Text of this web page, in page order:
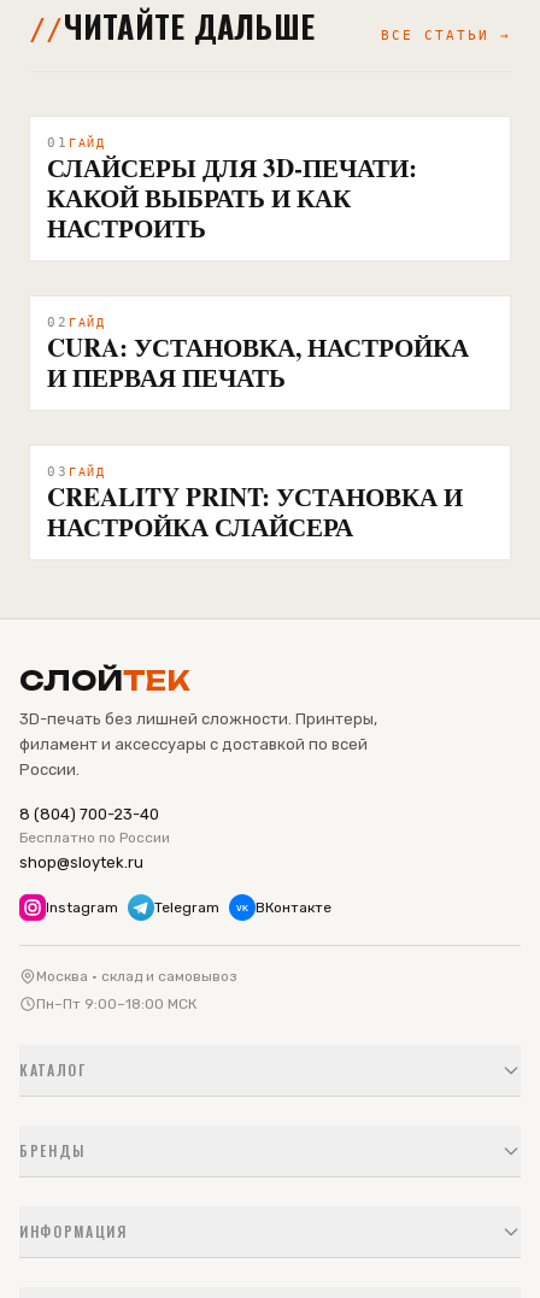
ЧИТАЙТЕ ДАЛЬШЕ ВСЕ СТАТЬИ →
01 ГАЙД
СЛАЙСЕРЫ ДЛЯ 3D-ПЕЧАТИ:
КАКОЙ ВЫБРАТЬ И КАК
НАСТРОИТЬ
02 ГАЙД
CURA: УСТАНОВКА, НАСТРОЙКА
И ПЕРВАЯ ПЕЧАТЬ
03 ГАЙД
CREALITY PRINT: УСТАНОВКА И
НАСТРОЙКА СЛАЙСЕРА
СЛОЙТЕК
3D-печать без лишней сложности. Принтеры,
филамент и аксессуары с доставкой по всей
России.
8 (804) 700-23-40
Бесплатно по России
shop@sloytek.ru
Instagram Telegram VK ВКонтакте
Москва · склад и самовывоз
Пн–Пт 9:00–18:00 МСК
КАТАЛОГ
БРЕНДЫ
ИНФОРМАЦИЯ